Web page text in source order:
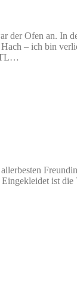
der Ofen an. In
– ich bin
TL…
ist